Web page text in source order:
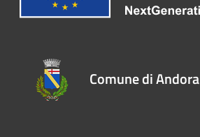
Comune di Andora